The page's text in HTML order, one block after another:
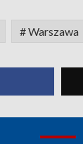
# Warszawa